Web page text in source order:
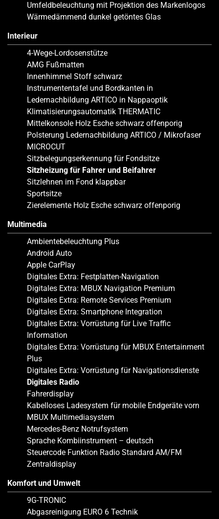
Umfeldbeleuchtung mit Projektion des Markenlogos
Wärmedämmend dunkel getöntes Glas
Interieur
4-Wege-Lordosenstütze
AMG Fußmatten
Innenhimmel Stoff schwarz
Instrumententafel und Bordkanten in
Ledernachbildung ARTICO in Nappaoptik
Klimatisierungsautomatik THERMATIC
Mittelkonsole Holz Esche schwarz offenporig
Polsterung Ledernachbildung ARTICO / Mikrofaser
MICROCUT
Sitzbelegungserkennung für Fondsitze
Sitzheizung für Fahrer und Beifahrer
Sitzlehnen im Fond klappbar
Sportsitze
Zierelemente Holz Esche schwarz offenporig
Multimedia
Ambientebeleuchtung Plus
Android Auto
Apple CarPlay
Digitales Extra: Festplatten-Navigation
Digitales Extra: MBUX Navigation Premium
Digitales Extra: Remote Services Premium
Digitales Extra: Smartphone Integration
Digitales Extra: Vorrüstung für Live Traffic
Information
Digitales Extra: Vorrüstung für MBUX Entertainment
Plus
Digitales Extra: Vorrüstung für Navigationsdienste
Digitales Radio
Fahrerdisplay
Kabelloses Ladesystem für mobile Endgeräte vorn
MBUX Multimediasystem
Mercedes-Benz Notrufsystem
Sprache Kombiinstrument – deutsch
Steuercode Funktion Radio Standard AM/FM
Zentraldisplay
Komfort und Umwelt
9G-TRONIC
Abgasreinigung EURO 6 Technik